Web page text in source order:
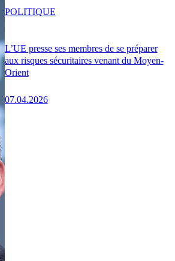
L’UE presse ses membres de se préparer
aux risques sécuritaires venant du Moyen-
Orient
07.04.2026
POLITIQUE